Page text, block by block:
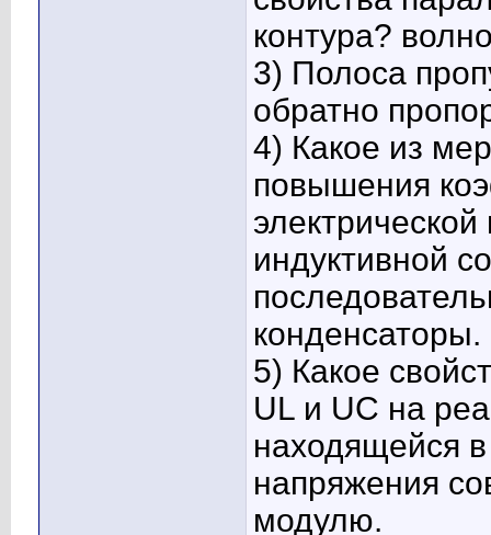
контура?
3) Полоса
обратно
4) Какое из
повышения
индуктивной
конденсаторы.
5) Какое
UL и UC на
находящейся
напряжения
модулю.